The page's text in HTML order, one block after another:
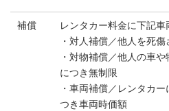
補償
レンタカー料金に下記
・対人補償／他人を死
・対物補償／他人の車
につき無制限
・車両補償／レンタカ
つき車両時価額